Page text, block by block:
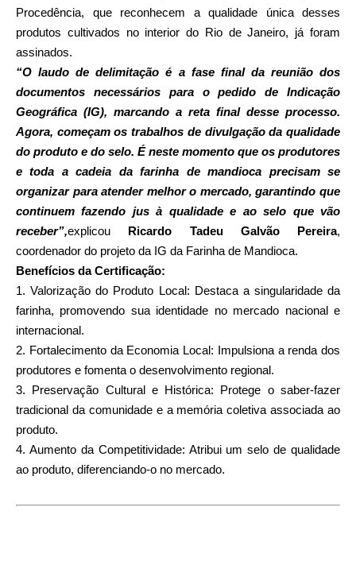
Procedência, que reconhecem a qualidade única desses
produtos cultivados no interior do Rio de Janeiro, já foram
assinados.
“O laudo de delimitação é a fase final da reunião dos
documentos necessários para o pedido de Indicação
Geográfica (IG), marcando a reta final desse processo.
Agora, começam os trabalhos de divulgação da qualidade
do produto e do selo. É neste momento que os produtores
e toda a cadeia da farinha de mandioca precisam se
organizar para atender melhor o mercado, garantindo que
continuem fazendo jus à qualidade e ao selo que vão
receber”,explicou Ricardo Tadeu Galvão Pereira,
coordenador do projeto da IG da Farinha de Mandioca.
Benefícios da Certificação:
1. Valorização do Produto Local: Destaca a singularidade da
farinha, promovendo sua identidade no mercado nacional e
internacional.
2. Fortalecimento da Economia Local: Impulsiona a renda dos
produtores e fomenta o desenvolvimento regional.
3. Preservação Cultural e Histórica: Protege o saber-fazer
tradicional da comunidade e a memória coletiva associada ao
produto.
4. Aumento da Competitividade: Atribui um selo de qualidade
ao produto, diferenciando-o no mercado.